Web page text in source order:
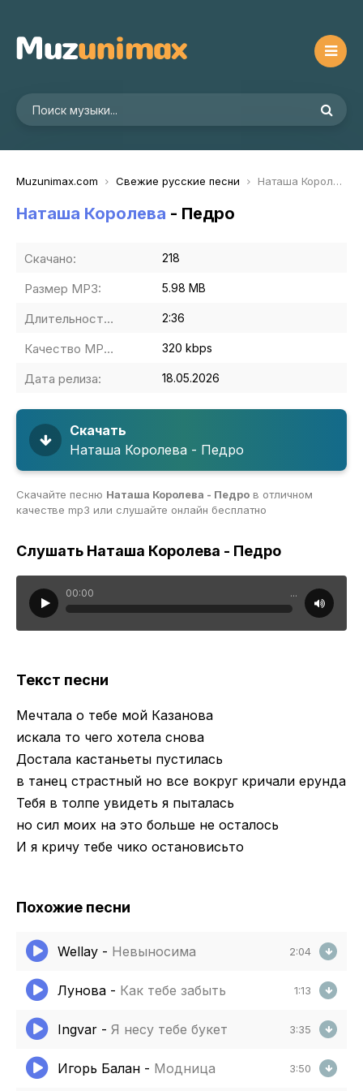
Muzunimax.com Свежие русские песни Наташа Королева - Педро
Наташа Королева - Педро
Скачано: 218
Размер MP3: 5.98 MB
Длительность MP3: 2:36
Качество MP3: 320 kbps
Дата релиза: 18.05.2026
Скачать
Наташа Королева - Педро
Скачайте песню Наташа Королева - Педро в отличном
качестве mp3 или слушайте онлайн бесплатно
Слушать Наташа Королева - Педро
00:00 ...
Текст песни
Мечтала о тебе мой Казанова
искала то чего хотела снова
Достала кастаньеты пустилась
в танец страстный но все вокруг кричали ерунда
Тебя в толпе увидеть я пыталась
но сил моих на это больше не осталось
И я кричу тебе чико остановисьто
Похожие песни
Wellay - Невыносима 2:04
Лунова - Как тебе забыть 1:13
Ingvar - Я несу тебе букет 3:35
Игорь Балан - Модница 3:50